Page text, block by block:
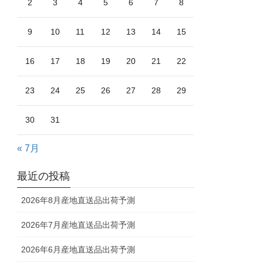
2 3 4 5 6 7 8
9 10 11 12 13 14 15
16 17 18 19 20 21 22
23 24 25 26 27 28 29
30 31
« 7月
最近の投稿
2026年8月産地直送品出荷予測
2026年7月産地直送品出荷予測
2026年6月産地直送品出荷予測